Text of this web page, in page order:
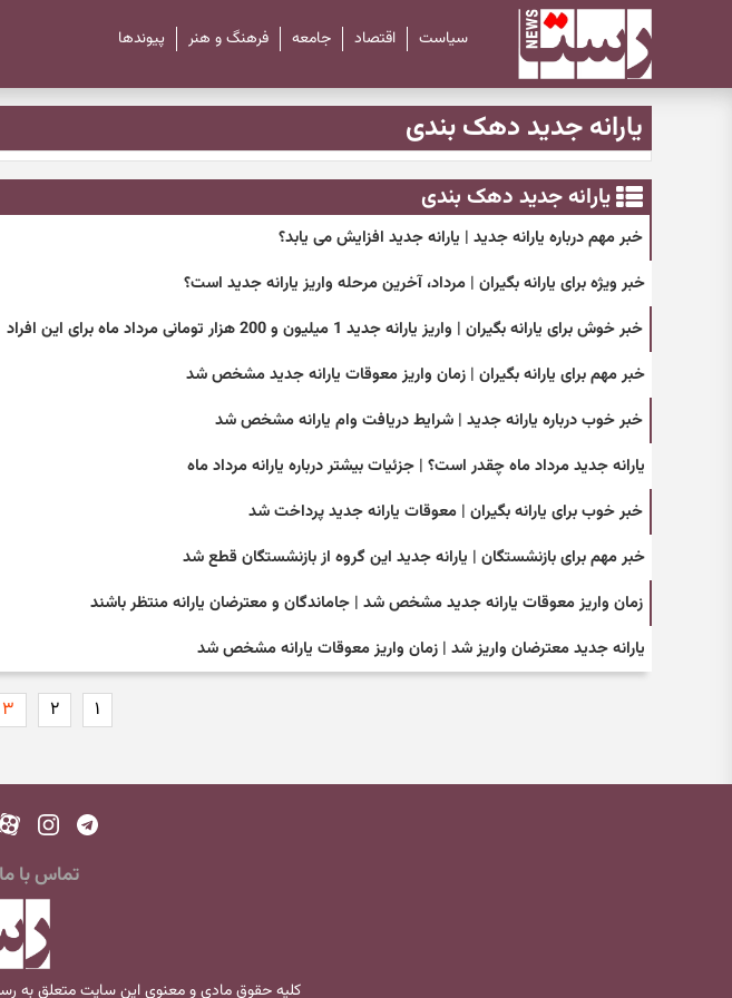
سیاست اقتصاد جامعه فرهنگ و هنر پیوند‌ها
یارانه جدید دهک بندی
یارانه جدید دهک بندی
خبر مهم درباره یارانه جدید | یارانه جدید افزایش می یابد؟
خبر ویژه برای یارانه بگیران | مرداد، آخرین مرحله واریز یارانه جدید است؟
خبر خوش برای یارانه بگیران | واریز یارانه جدید 1 میلیون و 200 هزار تومانی مرداد ماه برای این افراد
خبر مهم برای یارانه بگیران | زمان واریز معوقات یارانه جدید مشخص شد
خبر خوب درباره یارانه جدید | شرایط دریافت وام یارانه مشخص شد
یارانه جدید مرداد ماه چقدر است؟ | جزئیات بیشتر درباره یارانه مرداد ماه
خبر خوب برای یارانه بگیران | معوقات یارانه جدید پرداخت شد
خبر مهم برای بازنشستگان | یارانه جدید این گروه از بازنشستگان قطع شد
زمان واریز معوقات یارانه جدید مشخص شد | جاماندگان و معترضان یارانه منتظر باشند
یارانه جدید معترضان واریز شد | زمان واریز معوقات یارانه مشخص شد
۱ ۲ ۳
تماس با ما
کلیه حقوق مادی و معنوی این سایت متعلق به